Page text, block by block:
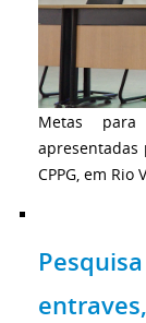
Metas
CPPG, em Rio